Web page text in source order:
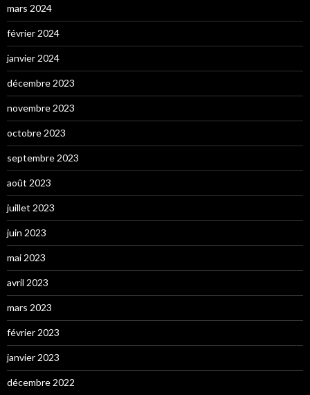
mars 2024
février 2024
janvier 2024
décembre 2023
novembre 2023
octobre 2023
septembre 2023
août 2023
juillet 2023
juin 2023
mai 2023
avril 2023
mars 2023
février 2023
janvier 2023
décembre 2022